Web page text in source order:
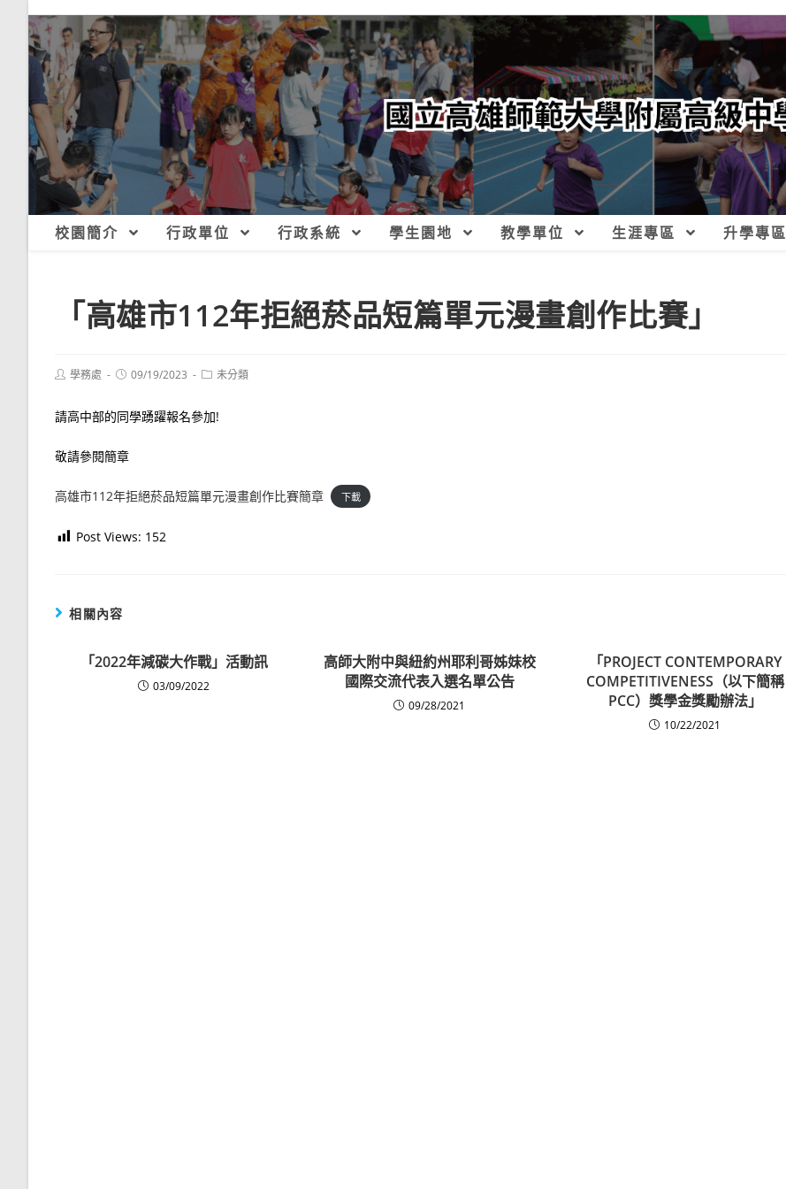
校園簡介 行政單位 行政系統 學生園地 教學單位 生涯專區 升學專區
「高雄市112年拒絕菸品短篇單元漫畫創作比賽」
Post學務處
Post09/19/2023
Post未分類
請高中部的同學踴躍報名參加!
敬請參閱簡章
高雄市112年拒絕菸品短篇單元漫畫創作比賽簡章 下載
Post Views: 152
相關內容
「2022年減碳大作戰」活動訊
03/09/2022
高師大附中與紐約州耶利哥姊妹校
國際交流代表入選名單公告
09/28/2021
「PROJECT CONTEMPORARY
COMPETITIVENESS（以下簡稱
PCC）獎學金獎勵辦法」
10/22/2021